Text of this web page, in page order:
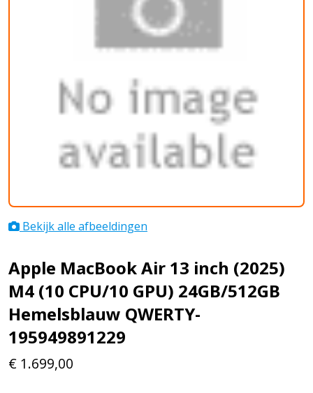
Bekijk alle afbeeldingen
Apple MacBook Air 13 inch (2025)
M4 (10 CPU/10 GPU) 24GB/512GB
Hemelsblauw QWERTY-
195949891229
€ 1.699,00